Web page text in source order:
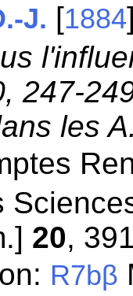
J. [1884
247-
les
20,
R7bβ